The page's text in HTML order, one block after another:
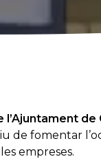
de
de fomentar
empreses.